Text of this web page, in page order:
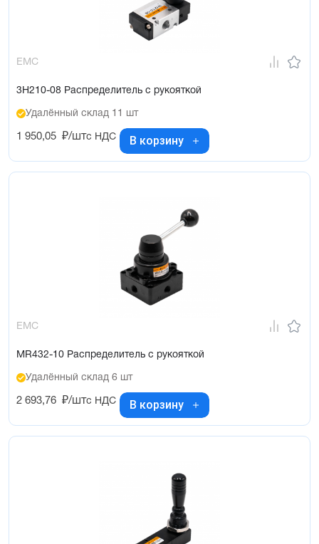
EMC
3H210-08 Распределитель с рукояткой
Удалённый склад 11 шт
1 950,05 ₽/штс НДС В корзину
EMC
MR432-10 Распределитель с рукояткой
Удалённый склад 6 шт
2 693,76 ₽/штс НДС В корзину